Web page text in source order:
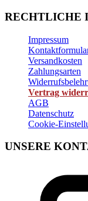
RECHTLICHE
Impressum
Versandkosten
Zahlungsarten
Vertrag
AGB
Datenschutz
Cookie-
UNSERE